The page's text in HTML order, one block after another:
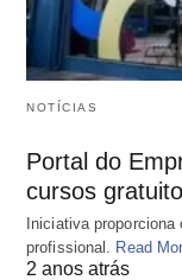
NOTÍCIAS
Portal do
cursos
Iniciativa
profissional.
Read
2 anos atrás